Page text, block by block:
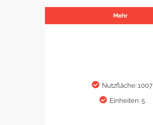
Mehr
Nutzfläche: 1007
Einheiten: 5